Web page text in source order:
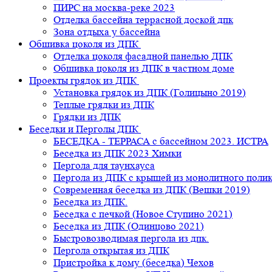
ПИРС на москва-реке 2023
Отделка бассейна террасной доской дпк
Зона отдыха у бассейна
Обшивка цоколя из ДПК
Отделка цоколя фасадной панелью ДПК
Обшивка цоколя из ДПК в частном доме
Проекты грядок из ДПК
Установка грядок из ДПК (Голицыно 2019)
Теплые грядки из ДПК
Грядки из ДПК
Беседки и Перголы ДПК
БЕСЕДКА - ТЕРРАСА с бассейном 2023. ИСТРА
Беседка из ДПК 2023 Химки
Пергола для таунхауса
Пергола из ДПК с крышей из монолитного
Современная беседка из ДПК (Вешки 2019)
Беседка из ДПК.
Беседка с печкой (Новое Ступино 2021)
Беседка из ДПК (Одинцово 2021)
Быстровозводимая пергола из дпк.
Пергола открытая из ДПК
Пристройка к дому (беседка) Чехов